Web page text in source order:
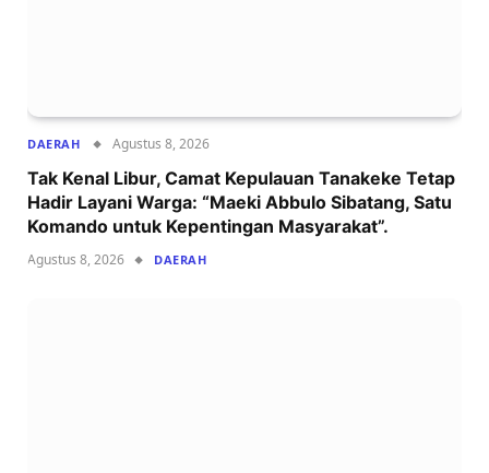
DAERAH Agustus 8, 2026
Tak Kenal Libur, Camat Kepulauan Tanakeke Tetap
Hadir Layani Warga: “Maeki Abbulo Sibatang, Satu
Komando untuk Kepentingan Masyarakat”.
Agustus 8, 2026 DAERAH